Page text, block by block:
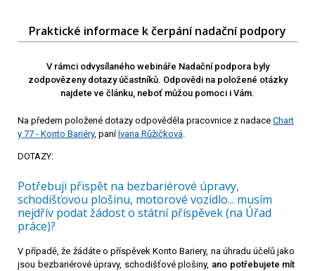
Praktické informace k čerpání nadační podpory
V rámci odvysílaného webináře Nadační podpora byly
zodpovězeny dotazy účastníků. Odpovědi na položené otázky
najdete ve článku, neboť můžou pomoci i Vám.
Na předem položené dotazy odpověděla pracovnice z nadace Chart
y 77 - Konto Bariéry, paníIvana Růžičková.
DOTAZY:
Potřebuji přispět na bezbariérové úpravy,
schodišťovou plošinu, motorové vozidlo... musím
nejdřív podat žádost o státní příspěvek (na Úřad
práce)?
V případě, že žádáte o příspěvek Konto Bariery, na úhradu účelů jako
jsou bezbariérové úpravy, schodišťové plošiny, ano potřebujete mít